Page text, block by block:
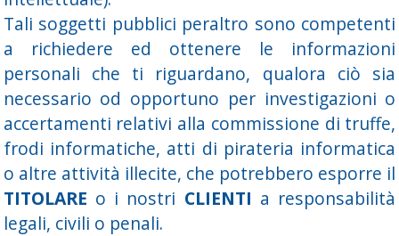
Tali soggetti pubblici peraltro sono competenti
a richiedere ed ottenere le informazioni
personali che ti riguardano, qualora ciò sia
necessario od opportuno per investigazioni o
accertamenti relativi alla commissione di truffe,
frodi informatiche, atti di pirateria informatica
o altre attività illecite, che potrebbero esporre il
TITOLARE o i nostri CLIENTI a responsabilità
legali, civili o penali.